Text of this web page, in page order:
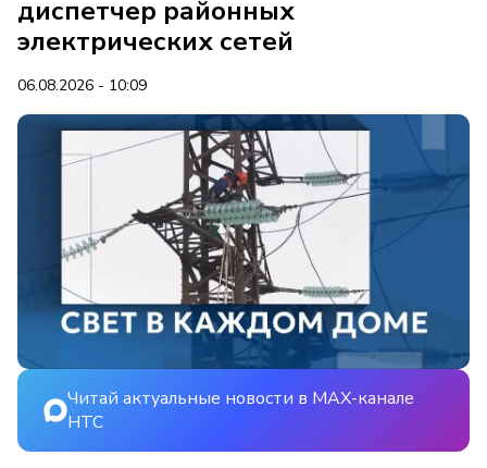
диспетчер районных
электрических сетей
06.08.2026 - 10:09
Читай актуальные новости в MAX-канале
НТС